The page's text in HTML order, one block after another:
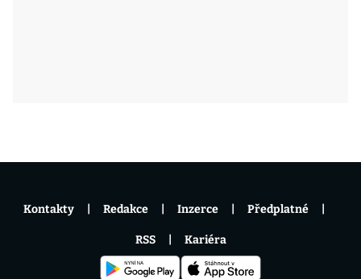
Kontakty Redakce Inzerce Předplatné
RSS Kariéra